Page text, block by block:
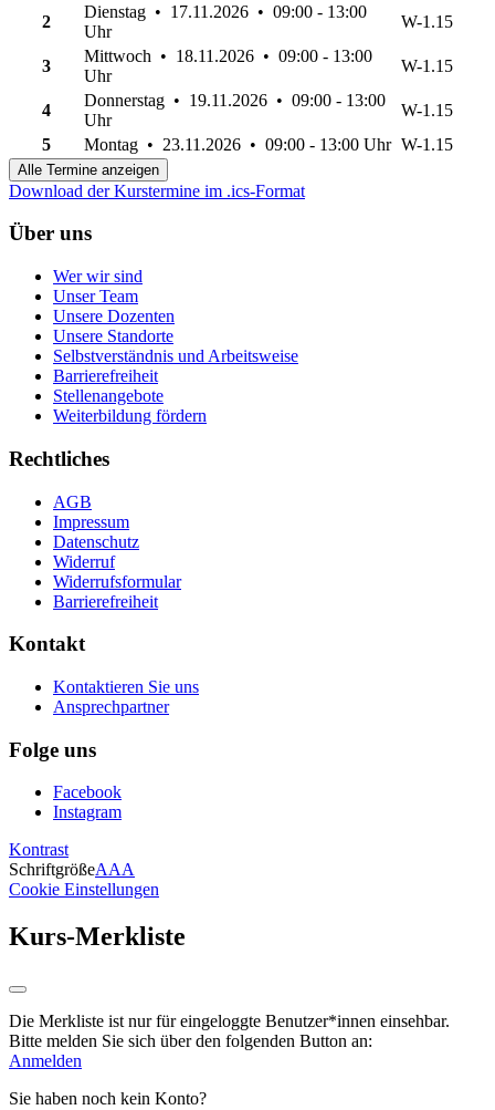
2
Dienstag • 17.11.2026 • 09:00 - 13:00
Uhr
W-1.15
3
Mittwoch • 18.11.2026 • 09:00 - 13:00
Uhr
W-1.15
4
Donnerstag • 19.11.2026 • 09:00 - 13:00
Uhr
W-1.15
5
Montag • 23.11.2026 • 09:00 - 13:00 Uhr W-1.15
Alle Termine anzeigen
Download der Kurstermine im .ics-Format
Über uns
Wer wir sind
Unser Team
Unsere Dozenten
Unsere Standorte
Selbstverständnis und Arbeitsweise
Barrierefreiheit
Stellenangebote
Weiterbildung fördern
Rechtliches
AGB
Impressum
Datenschutz
Widerruf
Widerrufsformular
Barrierefreiheit
Kontakt
Kontaktieren Sie uns
Ansprechpartner
Folge uns
Facebook
Instagram
Kontrast
SchriftgrößeAAA
Cookie Einstellungen
Kurs-Merkliste
Die Merkliste ist nur für eingeloggte Benutzer*innen einsehbar.
Bitte melden Sie sich über den folgenden Button an:
Anmelden
Sie haben noch kein Konto?